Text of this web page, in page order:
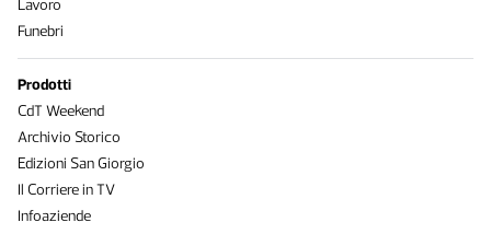
Lavoro
Funebri
Prodotti
CdT Weekend
Archivio Storico
Edizioni San Giorgio
Il Corriere in TV
Infoaziende